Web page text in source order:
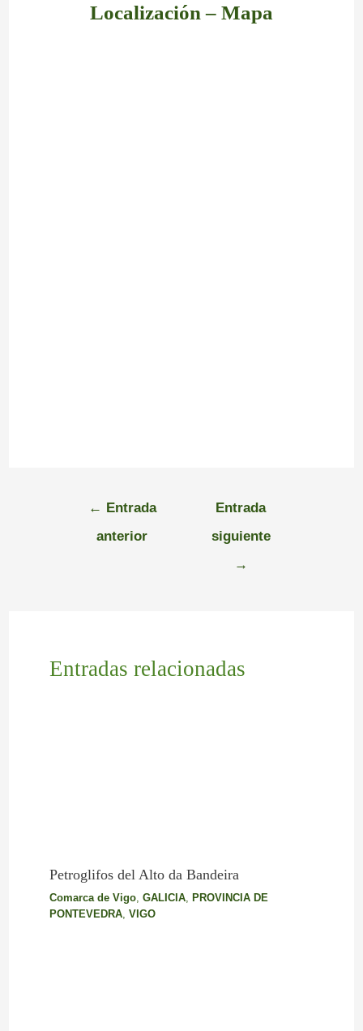
Localización – Mapa
← Entrada
anterior
Entrada
siguiente
→
Entradas relacionadas
Petroglifos del Alto da Bandeira
Comarca de Vigo, GALICIA, PROVINCIA DE
PONTEVEDRA, VIGO